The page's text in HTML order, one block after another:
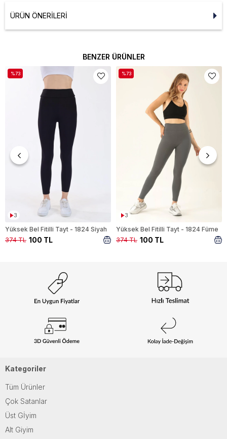
ÜRÜN ÖNERILERI
BENZER ÜRÜNLER
3
Yüksek Bel Fitilli Tayt - 1824 Siyah
100 TL
374 TL
%73
3
Yüksek Bel Fitilli Tayt - 1824 Füme
100 TL
374 TL
%73
Kategoriler
Tüm Ürünler
Çok Satanlar
Üst Gİyim
Alt Giyim